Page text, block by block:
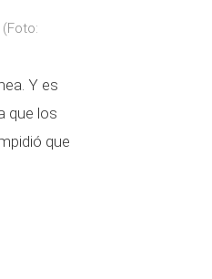
Y es
que los
que